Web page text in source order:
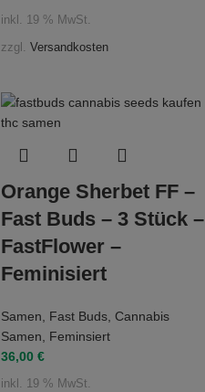
inkl. 19 % MwSt.
zzgl. Versandkosten
Orange Sherbet FF –
Fast Buds – 3 Stück –
FastFlower –
Feminisiert
Samen Fast Buds Cannabis
Samen
Feminsiert
36,00 €
inkl. 19 % MwSt.